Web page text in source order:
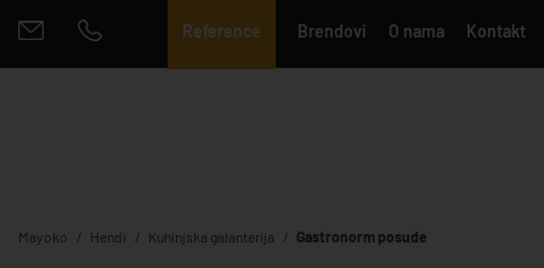
Reference Brendovi O nama Kontakt
Mayoko Hendi Kuhinjska galanterija Gastronorm posude